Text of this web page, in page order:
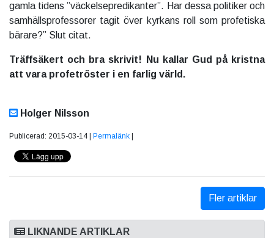
gamla tidens ”väckelsepredikanter”. Har dessa politiker och
samhällsprofessorer tagit över kyrkans roll som profetiska
bärare?” Slut citat.
Träffsäkert och bra skrivit! Nu kallar Gud på kristna
att vara profetröster i en farlig värld.
Holger Nilsson
Publicerad: 2015-03-14 | Permalänk
Fler artiklar
LIKNANDE ARTIKLAR